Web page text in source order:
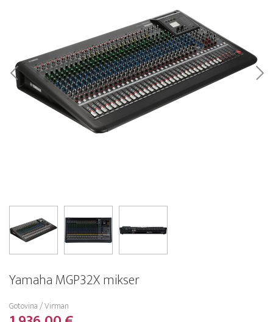
Yamaha MGP32X mikser
Gotovina / Virman